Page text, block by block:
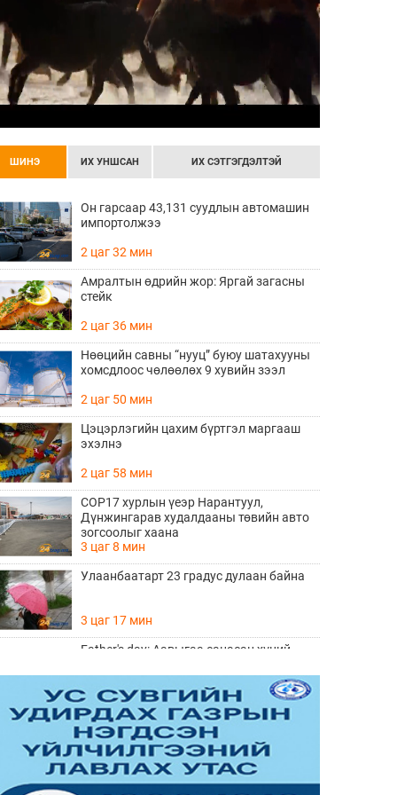
ШИНЭ ИХ УНШСАН ИХ СЭТГЭГДЭЛТЭЙ
Он гарсаар 43,131 суудлын автомашин
импортолжээ
2 цаг 32 мин
Амралтын өдрийн жор: Яргай загасны
стейк
2 цаг 36 мин
Нөөцийн савны “нууц” буюу шатахууны
хомсдлоос чөлөөлөх 9 хувийн зээл
2 цаг 50 мин
Цэцэрлэгийн цахим бүртгэл маргааш
эхэлнэ
2 цаг 58 мин
COP17 хурлын үеэр Нарантуул,
Дүнжингарав худалдааны төвийн авто
зогсоолыг хаана
3 цаг 8 мин
Улаанбаатарт 23 градус дулаан байна
3 цаг 17 мин
Father's day: Аавыгаа санасан хүний
Өчигдөр 11 цаг 15 мин
Өнөөдөр тоглолтоо хийх гэж байгаа THE
HU хамтлагийн алдартай 10 дуу
Өчигдөр 10 цаг 20 мин